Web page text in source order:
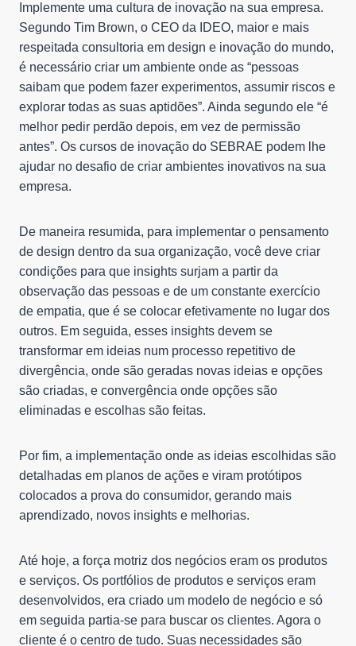
Implemente uma cultura de inovação na sua empresa.
Segundo Tim Brown, o CEO da IDEO, maior e mais
respeitada consultoria em design e inovação do mundo,
é necessário criar um ambiente onde as “pessoas
saibam que podem fazer experimentos, assumir riscos e
explorar todas as suas aptidões”. Ainda segundo ele “é
melhor pedir perdão depois, em vez de permissão
antes”. Os cursos de inovação do SEBRAE podem lhe
ajudar no desafio de criar ambientes inovativos na sua
empresa.
De maneira resumida, para implementar o pensamento
de design dentro da sua organização, você deve criar
condições para que insights surjam a partir da
observação das pessoas e de um constante exercício
de empatia, que é se colocar efetivamente no lugar dos
outros. Em seguida, esses insights devem se
transformar em ideias num processo repetitivo de
divergência, onde são geradas novas ideias e opções
são criadas, e convergência onde opções são
eliminadas e escolhas são feitas.
Por fim, a implementação onde as ideias escolhidas são
detalhadas em planos de ações e viram protótipos
colocados a prova do consumidor, gerando mais
aprendizado, novos insights e melhorias.
Até hoje, a força motriz dos negócios eram os produtos
e serviços. Os portfólios de produtos e serviços eram
desenvolvidos, era criado um modelo de negócio e só
em seguida partia-se para buscar os clientes. Agora o
cliente é o centro de tudo. Suas necessidades são